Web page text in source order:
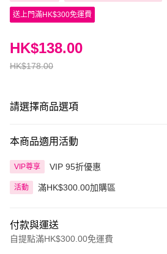
送上門滿HK$300免運費
HK$178.00
HK$138.00
請選擇商品選項
本商品適用活動
VIP尊享 VIP 95折優惠
活動 滿HK$300.00加購區
付款與運送
自提點滿HK$300.00免運費